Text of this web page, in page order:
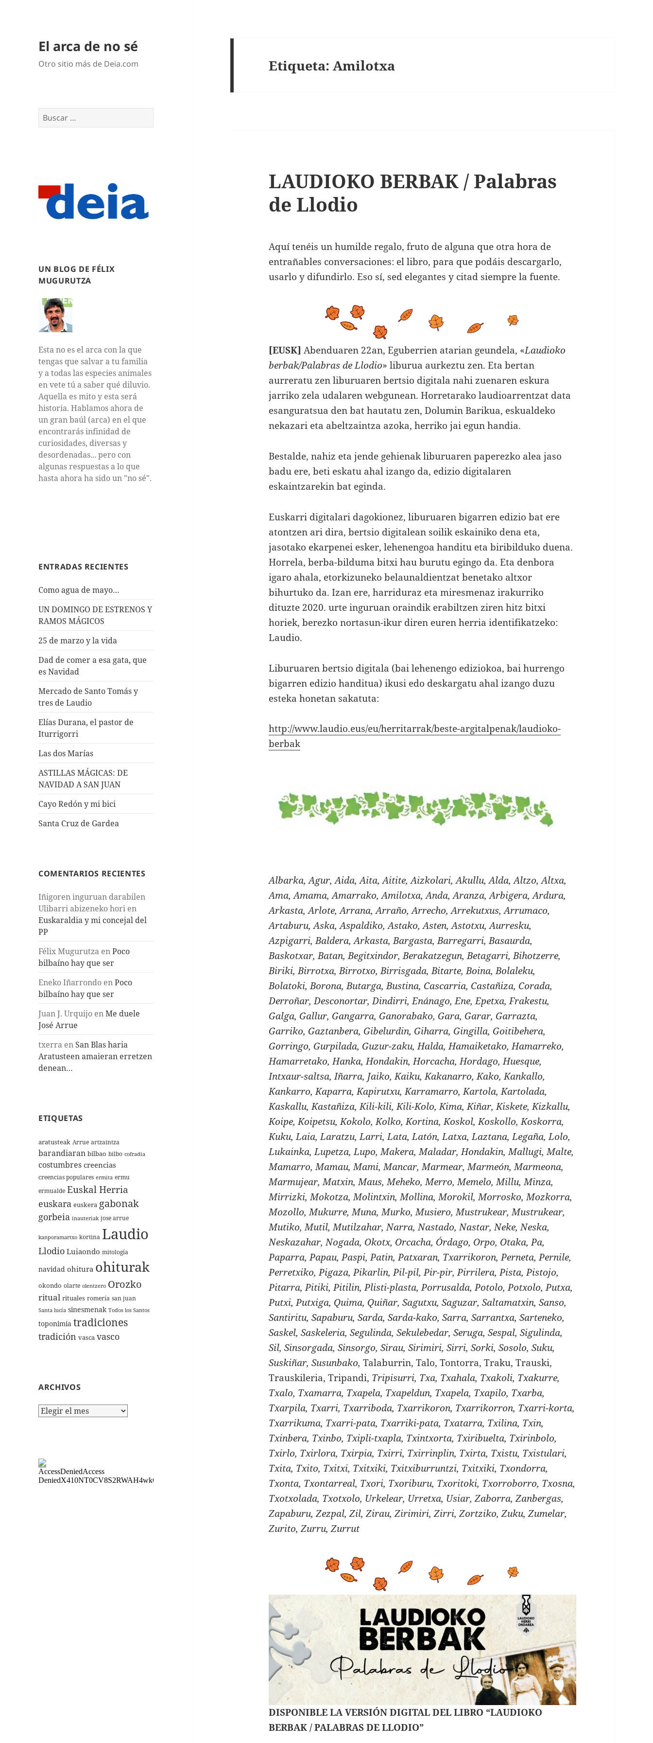
El arca de no sé
Otro sitio más de Deia.com
Buscar:
UN BLOG DE FÉLIX
MUGURUTZA
Esta no es el arca con la que
tengas que salvar a tu familia
y a todas las especies animales
en vete tú a saber qué diluvio.
Aquella es mito y esta será
historia. Hablamos ahora de
un gran baúl (arca) en el que
encontrarás infinidad de
curiosidades, diversas y
desordenadas... pero con
algunas respuestas a lo que
hasta ahora ha sido un "no sé".
ENTRADAS RECIENTES
Como agua de mayo…
UN DOMINGO DE ESTRENOS Y
RAMOS MÁGICOS
25 de marzo y la vida
Dad de comer a esa gata, que
es Navidad
Mercado de Santo Tomás y
tres de Laudio
Elías Durana, el pastor de
Iturrigorri
Las dos Marías
ASTILLAS MÁGICAS: DE
NAVIDAD A SAN JUAN
Cayo Redón y mi bici
Santa Cruz de Gardea
COMENTARIOS RECIENTES
Iñigoren inguruan darabilen
Ulibarri abizeneko hori en
Euskaraldia y mi concejal del
PP
Félix Mugurutza enPoco
bilbaíno hay que ser
Eneko Iñarrondo enPoco
bilbaíno hay que ser
Juan J. Urquijo enMe duele
José Arrue
txerra en San Blas haria
Aratusteen amaieran erretzen
denean…
ETIQUETAS
aratusteak Arrue artzaintza
barandiaran bilbao bilbo cofradia
costumbres creencias
creencias populares ermita ermu
ermualde Euskal Herria
euskara euskera gabonak
gorbeia inauteriak jose arrue
kanporamartxo kortina Laudio
Llodio Luiaondo mitología
navidad ohitura ohiturak
okondo olarte olentzero Orozko
ritual rituales romería san juan
Santa lucía sinesmenak Todos los Santos
toponimia tradiciones
tradición vasca vasco
ARCHIVOS
Archivos
Etiqueta:Amilotxa
LAUDIOKO BERBAK / Palabras
de Llodio
Aquí tenéis un humilde regalo, fruto de alguna que otra hora de
entrañables conversaciones: el libro, para que podáis descargarlo,
usarlo y difundirlo. Eso sí, sed elegantes y citad siempre la fuente.
[EUSK] Abenduaren 22an, Eguberrien atarian geundela, «Laudioko
berbak/Palabras de Llodio» liburua aurkeztu zen. Eta bertan
aurreratu zen liburuaren bertsio digitala nahi zuenaren eskura
jarriko zela udalaren webgunean. Horretarako laudioarrentzat data
esanguratsua den bat hautatu zen, Dolumin Barikua, eskualdeko
nekazari eta abeltzaintza azoka, herriko jai egun handia.
Bestalde, nahiz eta jende gehienak liburuaren paperezko alea jaso
badu ere, beti eskatu ahal izango da, edizio digitalaren
eskaintzarekin bat eginda.
Euskarri digitalari dagokionez, liburuaren bigarren edizio bat ere
atontzen ari dira, bertsio digitalean soilik eskainiko dena eta,
jasotako ekarpenei esker, lehenengoa handitu eta biribilduko duena.
Horrela, berba-bilduma bitxi hau burutu egingo da. Eta denbora
igaro ahala, etorkizuneko belaunaldientzat benetako altxor
bihurtuko da. Izan ere, harriduraz eta miresmenaz irakurriko
dituzte 2020. urte inguruan oraindik erabiltzen ziren hitz bitxi
horiek, berezko nortasun-ikur diren euren herria identifikatzeko:
Laudio.
Liburuaren bertsio digitala (bai lehenengo ediziokoa, bai hurrengo
bigarren edizio handitua) ikusi edo deskargatu ahal izango duzu
esteka honetan sakatuta:
http://www.laudio.eus/eu/herritarrak/beste-argitalpenak/laudioko-
berbak
Albarka, Agur, Aida, Aita, Aitite, Aizkolari, Akullu, Alda, Altzo, Altxa,
Ama, Amama, Amarrako, Amilotxa, Anda, Aranza, Arbigera, Ardura,
Arkasta, Arlote, Arrana, Arraño, Arrecho, Arrekutxus, Arrumaco,
Artaburu, Aska, Aspaldiko, Astako, Asten, Astotxu, Aurresku,
Azpigarri, Baldera, Arkasta, Bargasta, Barregarri, Basaurda,
Baskotxar, Batan, Begitxindor, Berakatzegun, Betagarri, Bihotzerre,
Biriki, Birrotxa, Birrotxo, Birrisgada, Bitarte, Boina, Bolaleku,
Bolatoki, Borona, Butarga, Bustina, Cascarria, Castañiza, Corada,
Derroñar, Desconortar, Dindirri, Enánago, Ene, Epetxa, Frakestu,
Galga, Gallur, Gangarra, Ganorabako, Gara, Garar, Garrazta,
Garriko, Gaztanbera, Gibelurdin, Giharra, Gingilla, Goitibehera,
Gorringo, Gurpilada, Guzur-zaku, Halda, Hamaiketako, Hamarreko,
Hamarretako, Hanka, Hondakin, Horcacha, Hordago, Huesque,
Intxaur-saltsa, Iñarra, Jaiko, Kaiku, Kakanarro, Kako, Kankallo,
Kankarro, Kaparra, Kapirutxu, Karramarro, Kartola, Kartolada,
Kaskallu, Kastañiza, Kili-kili, Kili-Kolo, Kima, Kiñar, Kiskete, Kizkallu,
Koipe, Koipetsu, Kokolo, Kolko, Kortina, Koskol, Koskollo, Koskorra,
Kuku, Laia, Laratzu, Larri, Lata, Latón, Latxa, Laztana, Legaña, Lolo,
Lukainka, Lupetza, Lupo, Makera, Maladar, Hondakin, Mallugi, Malte,
Mamarro, Mamau, Mami, Mancar, Marmear, Marmeón, Marmeona,
Marmujear, Matxin, Maus, Meheko, Merro, Memelo, Millu, Minza,
Mirrizki, Mokotza, Molintxin, Mollina, Morokil, Morrosko, Mozkorra,
Mozollo, Mukurre, Muna, Murko, Musiero, Mustrukear, Mustrukear,
Mutiko, Mutil, Mutilzahar, Narra, Nastado, Nastar, Neke, Neska,
Neskazahar, Nogada, Okotx, Orcacha, Órdago, Orpo, Otaka, Pa,
Paparra, Papau, Paspi, Patin, Patxaran, Txarrikoron, Perneta, Pernile,
Perretxiko, Pigaza, Pikarlin, Pil-pil, Pir-pir, Pirrilera, Pista, Pistojo,
Pitarra, Pitiki, Pitilin, Plisti-plasta, Porrusalda, Potolo, Potxolo, Putxa,
Putxi, Putxiga, Quima, Quiñar, Sagutxu, Saguzar, Saltamatxin, Sanso,
Santiritu, Sapaburu, Sarda, Sarda-kako, Sarra, Sarrantxa, Sarteneko,
Saskel, Saskeleria, Segulinda, Sekulebedar, Seruga, Sespal, Sigulinda,
Sil, Sinsorgada, Sinsorgo, Sirau, Sirimiri, Sirri, Sorki, Sosolo, Suku,
Suskiñar, Susunbako, Talaburrin, Talo, Tontorra, Traku, Trauski,
Trauskileria, Tripandi, Tripisurri, Txa, Txahala, Txakoli, Txakurre,
Txalo, Txamarra, Txapela, Txapeldun, Txapela, Txapilo, Txarba,
Txarpila, Txarri, Txarriboda, Txarrikoron, Txarrikorron, Txarri-korta,
Txarrikuma, Txarri-pata, Txarriki-pata, Txatarra, Txilina, Txin,
Txinbera, Txinbo, Txipli-txapla, Txintxorta, Txiribuelta, Txirinbolo,
Txirlo, Txirlora, Txirpia, Txirri, Txirrinplin, Txirta, Txistu, Txistulari,
Txita, Txito, Txitxi, Txitxiki, Txitxiburruntzi, Txitxiki, Txondorra,
Txonta, Txontarreal, Txori, Txoriburu, Txoritoki, Txorroborro, Txosna,
Txotxolada, Txotxolo, Urkelear, Urretxa, Usiar, Zaborra, Zanbergas,
Zapaburu, Zezpal, Zil, Zirau, Zirimiri, Zirri, Zortziko, Zuku, Zumelar,
Zurito, Zurru, Zurrut
DISPONIBLE LA VERSIÓN DIGITAL DEL LIBRO “LAUDIOKO
BERBAK / PALABRAS DE LLODIO”